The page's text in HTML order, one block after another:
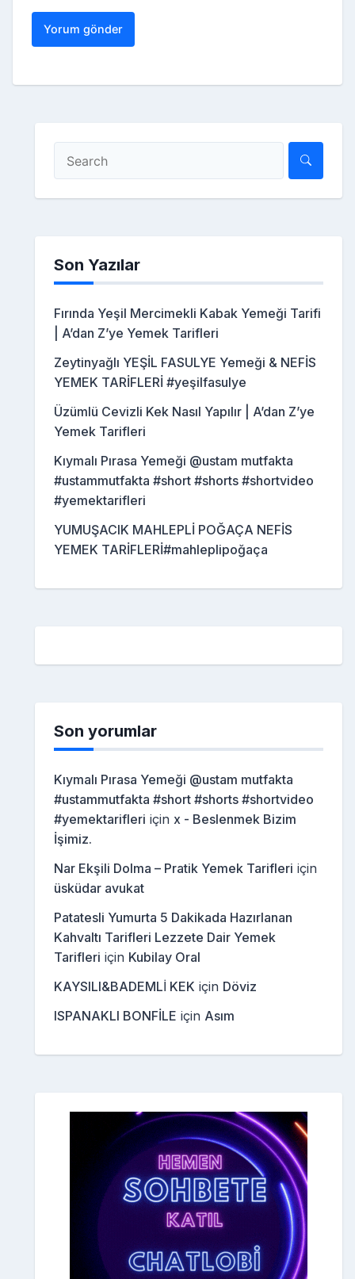
Son Yazılar
Fırında Yeşil Mercimekli Kabak Yemeği Tarifi
| A’dan Z’ye Yemek Tarifleri
Zeytinyağlı YEŞİL FASULYE Yemeği & NEFİS
YEMEK TARİFLERİ #yeşilfasulye
Üzümlü Cevizli Kek Nasıl Yapılır | A’dan Z’ye
Yemek Tarifleri
Kıymalı Pırasa Yemeği @ustam mutfakta
#ustammutfakta #short #shorts #shortvideo
#yemektarifleri
YUMUŞACIK MAHLEPLİ POĞAÇA NEFİS
YEMEK TARİFLERİ#mahleplipoğaça
Son yorumlar
Kıymalı Pırasa Yemeği @ustam mutfakta
#ustammutfakta #short #shorts #shortvideo
#yemektarifleri için x - Beslenmek Bizim
İşimiz.
Nar Ekşili Dolma – Pratik Yemek Tarifleri için
üsküdar avukat
Patatesli Yumurta 5 Dakikada Hazırlanan
Kahvaltı Tarifleri Lezzete Dair Yemek
Tarifleri için Kubilay Oral
KAYSILI&BADEMLİ KEK için Döviz
ISPANAKLI BONFİLE için Asım